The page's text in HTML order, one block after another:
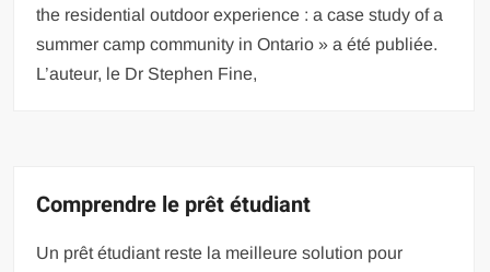
the residential outdoor experience : a case study of a
summer camp community in Ontario » a été publiée.
L’auteur, le Dr Stephen Fine,
Comprendre le prêt étudiant
Un prêt étudiant reste la meilleure solution pour